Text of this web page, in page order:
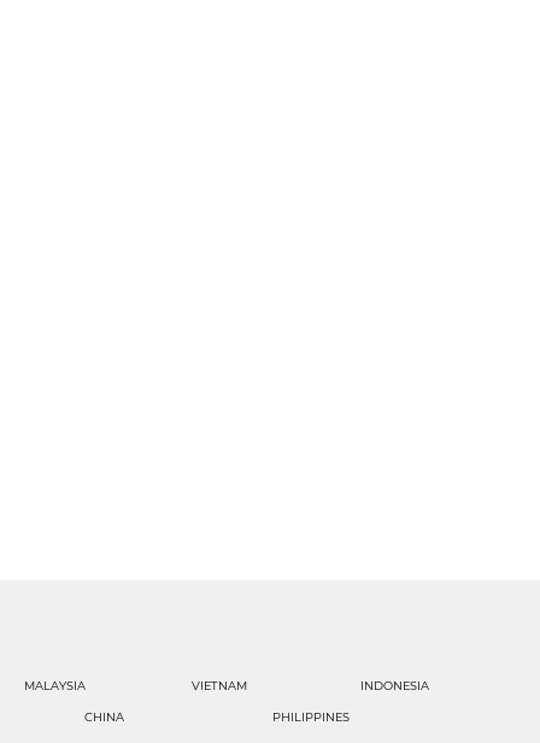
MALAYSIA VIETNAM INDONESIA
CHINA PHILIPPINES